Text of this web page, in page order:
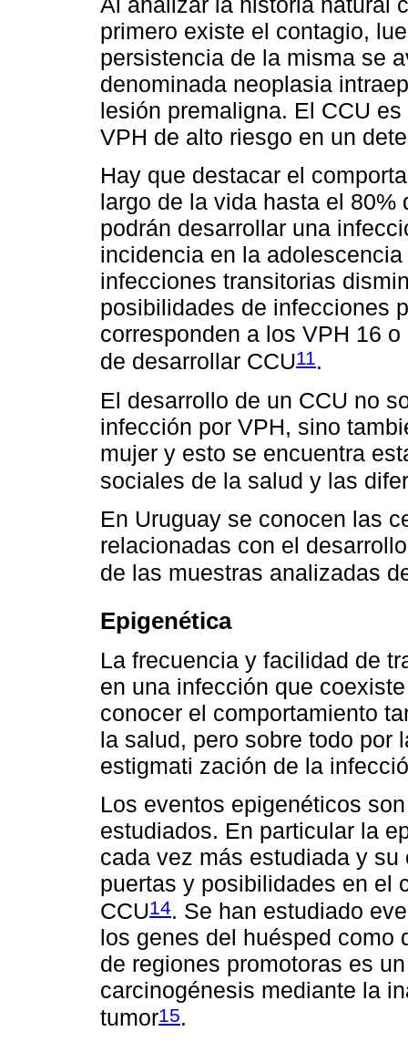
primero existe el contagio,
persistencia de la misma se
denominada neoplasia
lesión premaligna. El CCU
VPH de alto riesgo en un
Hay que destacar el
largo de la vida hasta el
podrán desarrollar una
incidencia en la
infecciones transitorias
posibilidades de infecciones
corresponden a los VPH 16
de desarrollar CCU11.
El desarrollo de un CCU no
infección por VPH, sino
mujer y esto se encuentra
sociales de la salud y las
En Uruguay se conocen las
relacionadas con el
de las muestras analizadas
Epigenética
La frecuencia y facilidad de
en una infección que
conocer el comportamiento
la salud, pero sobre todo por
estigmati zación de la
Los eventos epigenéticos
estudiados. En particular la
cada vez más estudiada y
puertas y posibilidades en el
CCU14. Se han estudiado
los genes del huésped como
de regiones promotoras es
carcinogénesis mediante la
tumor15.